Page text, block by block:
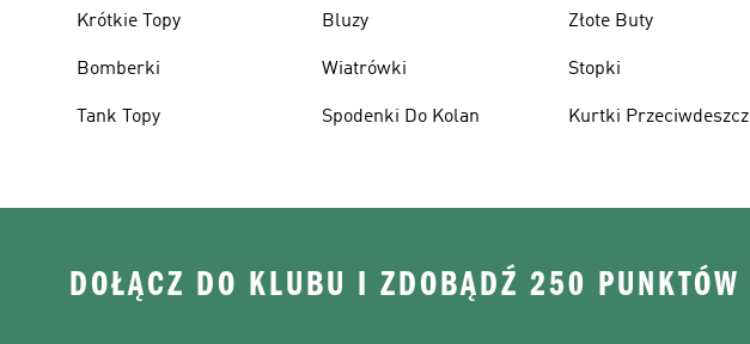
Krótkie Topy
Bomberki
Tank Topy
Bluzy
Wiatrówki
Spodenki Do Kolan
Złote Buty
Stopki
Kurtki
DOŁĄCZ DO KLUBU I ZDOBĄDŹ 250 PUNKTÓW